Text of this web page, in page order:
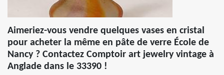
Aimeriez-vous vendre quelques vases en cristal
pour acheter la même en pâte de verre École de
Nancy ? Contactez Comptoir art jewelry vintage à
Anglade dans le 33390 !